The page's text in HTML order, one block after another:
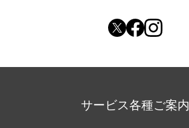
サービス各種ご案内